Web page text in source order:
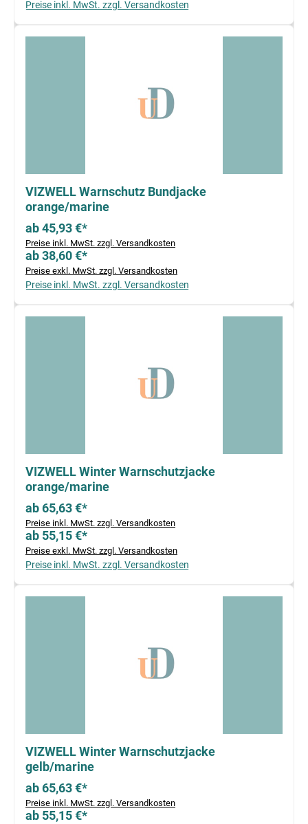
Preise inkl. MwSt. zzgl. Versandkosten
VIZWELL Warnschutz Bundjacke
orange/marine
ab 45,93 €*
Preise inkl. MwSt. zzgl. Versandkosten
ab 38,60 €*
Preise exkl. MwSt. zzgl. Versandkosten
Preise inkl. MwSt. zzgl. Versandkosten
VIZWELL Winter Warnschutzjacke
orange/marine
ab 65,63 €*
Preise inkl. MwSt. zzgl. Versandkosten
ab 55,15 €*
Preise exkl. MwSt. zzgl. Versandkosten
Preise inkl. MwSt. zzgl. Versandkosten
VIZWELL Winter Warnschutzjacke
gelb/marine
ab 65,63 €*
Preise inkl. MwSt. zzgl. Versandkosten
ab 55,15 €*